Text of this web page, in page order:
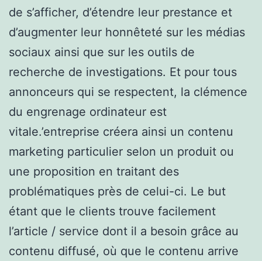
de s’afficher, d’étendre leur prestance et
d’augmenter leur honnêteté sur les médias
sociaux ainsi que sur les outils de
recherche de investigations. Et pour tous
annonceurs qui se respectent, la clémence
du engrenage ordinateur est
vitale.’entreprise créera ainsi un contenu
marketing particulier selon un produit ou
une proposition en traitant des
problématiques près de celui-ci. Le but
étant que le clients trouve facilement
l’article / service dont il a besoin grâce au
contenu diffusé, où que le contenu arrive